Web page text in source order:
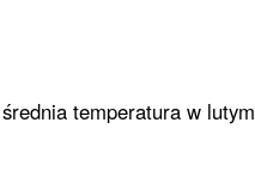
temperatura w lutym